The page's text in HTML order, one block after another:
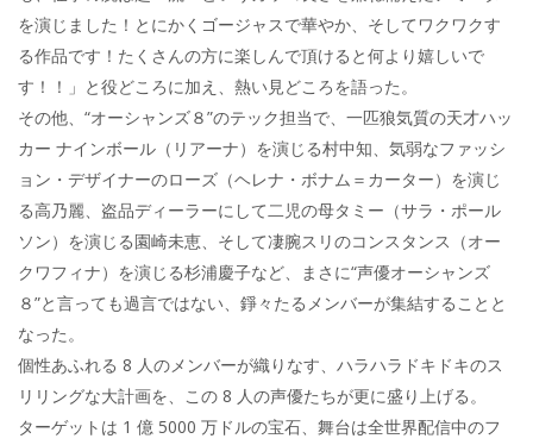
を演じました！とにかくゴージャスで華やか、そしてワクワクす
る作品です！たくさんの方に楽しんで頂けると何より嬉しいで
す！！」と役どころに加え、熱い見どころを語った。
その他、“オーシャンズ８”のテック担当で、一匹狼気質の天才ハッ
カー ナインボール（リアーナ）を演じる村中知、気弱なファッシ
ョン・デザイナーのローズ（ヘレナ・ボナム＝カーター）を演じ
る高乃麗、盗品ディーラーにして二児の母タミー（サラ・ポール
ソン）を演じる園崎未恵、そして凄腕スリのコンスタンス（オー
クワフィナ）を演じる杉浦慶子など、まさに“声優オーシャンズ
８”と言っても過言ではない、錚々たるメンバーが集結することと
なった。
個性あふれる 8 人のメンバーが織りなす、ハラハラドキドキのス
リリングな大計画を、この 8 人の声優たちが更に盛り上げる。
ターゲットは 1 億 5000 万ドルの宝石、舞台は全世界配信中のフ